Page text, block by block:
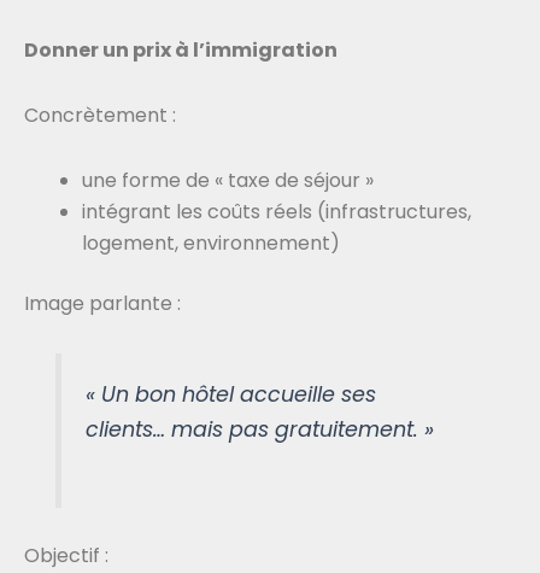
Donner un prix à l’immigration
Concrètement :
une forme de « taxe de séjour »
intégrant les coûts réels (infrastructures,
logement, environnement)
Image parlante :
« Un bon hôtel accueille ses
clients… mais pas gratuitement. »
Objectif :